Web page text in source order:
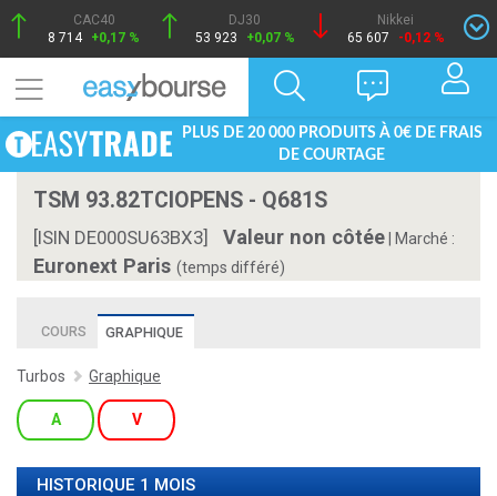
CAC40
8 714 +0,17 %
DJ30
53 923
+0,07 %
Nikkei
65 607
-0,12 %
PLUS DE 20 000 PRODUITS À 0€ DE FRAIS
DE COURTAGE
TSM 93.82TCIOPENS - Q681S
[ISIN DE000SU63BX3] Valeur non côtée Marché :
Euronext Paris (temps différé)
COURS GRAPHIQUE
Turbos Graphique
A V
HISTORIQUE 1 MOIS